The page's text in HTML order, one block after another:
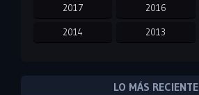
2017 2016
2014 2013
2007
LO MÁS RECIENTE